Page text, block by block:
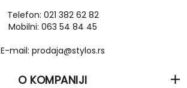
Telefon: 021 382 62 82
Mobilni: 063 54 84 45
E-mail: prodaja@stylos.rs
O KOMPANIJI